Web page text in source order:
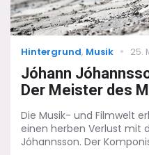
Categories
Hintergrund, Musik 25.
Jóhann
Der Meister des
Die Musik- und Filmwelt
einen herben Verlust mit
Jóhannsson. Der